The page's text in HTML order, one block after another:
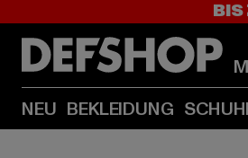
BIS
NEU BEKLEIDUNG